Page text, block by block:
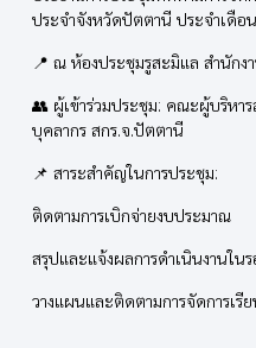
ประจำจังหวัดปัตตานี ประจำเดื
📍 ณ ห้องประชุมรูสะมิแล สำนักง
👥 ผู้เข้าร่วมประชุม: คณะผู้บริหา
บุคลากร สกร.จ.ปัตตานี
📌 สาระสำคัญในการประชุม:
ติดตามการเบิกจ่ายงบประมาณ
สรุปและแจ้งผลการดำเนินงานใน
วางแผนและติดตามการจัดการเรี